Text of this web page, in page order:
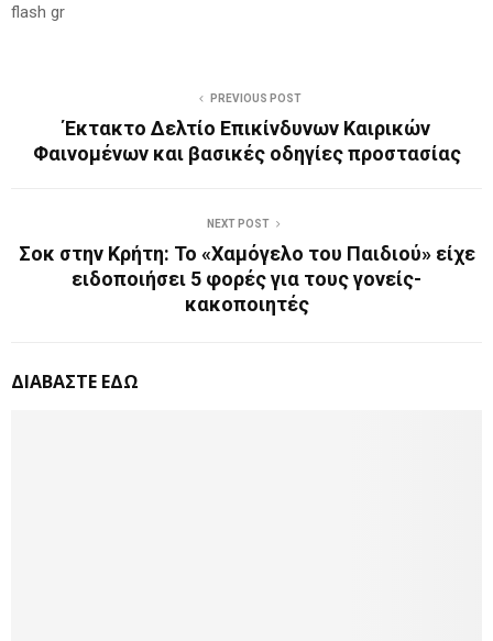
flash gr
PREVIOUS POST
Έκτακτο Δελτίο Επικίνδυνων Καιρικών
Φαινομένων και βασικές οδηγίες προστασίας
NEXT POST
Σοκ στην Κρήτη: Το «Χαμόγελο του Παιδιού» είχε
ειδοποιήσει 5 φορές για τους γονείς-
κακοποιητές
ΔΙΑΒΑΣΤΕ ΕΔΩ